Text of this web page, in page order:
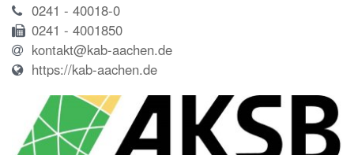
0241 - 40018-0
0241 - 4001850
kontakt@kab-aachen.de
https://kab-aachen.de